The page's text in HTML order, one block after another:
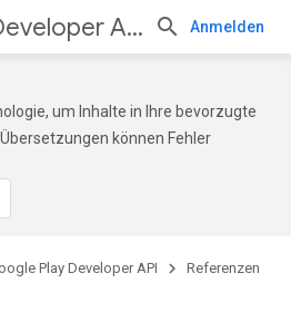
API Anmelden
um Inhalte in Ihre bevorzugte
können Fehler
Play Developer API Referenzen